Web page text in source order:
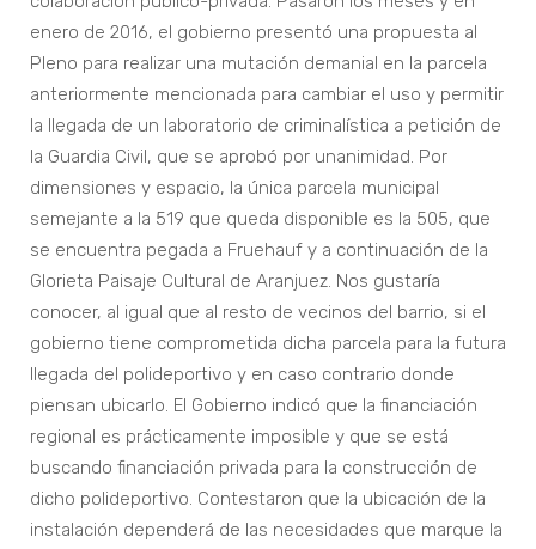
enero de 2016, el gobierno presentó una propuesta al
Pleno para realizar una mutación demanial en la parcela
anteriormente mencionada para cambiar el uso y permitir
la llegada de un laboratorio de criminalística a petición de
la Guardia Civil, que se aprobó por unanimidad. Por
dimensiones y espacio, la única parcela municipal
semejante a la 519 que queda disponible es la 505, que
se encuentra pegada a Fruehauf y a continuación de la
Glorieta Paisaje Cultural de Aranjuez. Nos gustaría
conocer, al igual que al resto de vecinos del barrio, si el
gobierno tiene comprometida dicha parcela para la futura
llegada del polideportivo y en caso contrario donde
piensan ubicarlo. El Gobierno indicó que la financiación
regional es prácticamente imposible y que se está
buscando financiación privada para la construcción de
dicho polideportivo. Contestaron que la ubicación de la
instalación dependerá de las necesidades que marque la